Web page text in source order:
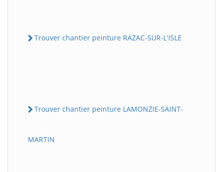
Trouver chantier peinture RAZAC-SUR-L'ISLE
Trouver chantier peinture LAMONZIE-SAINT-
MARTIN